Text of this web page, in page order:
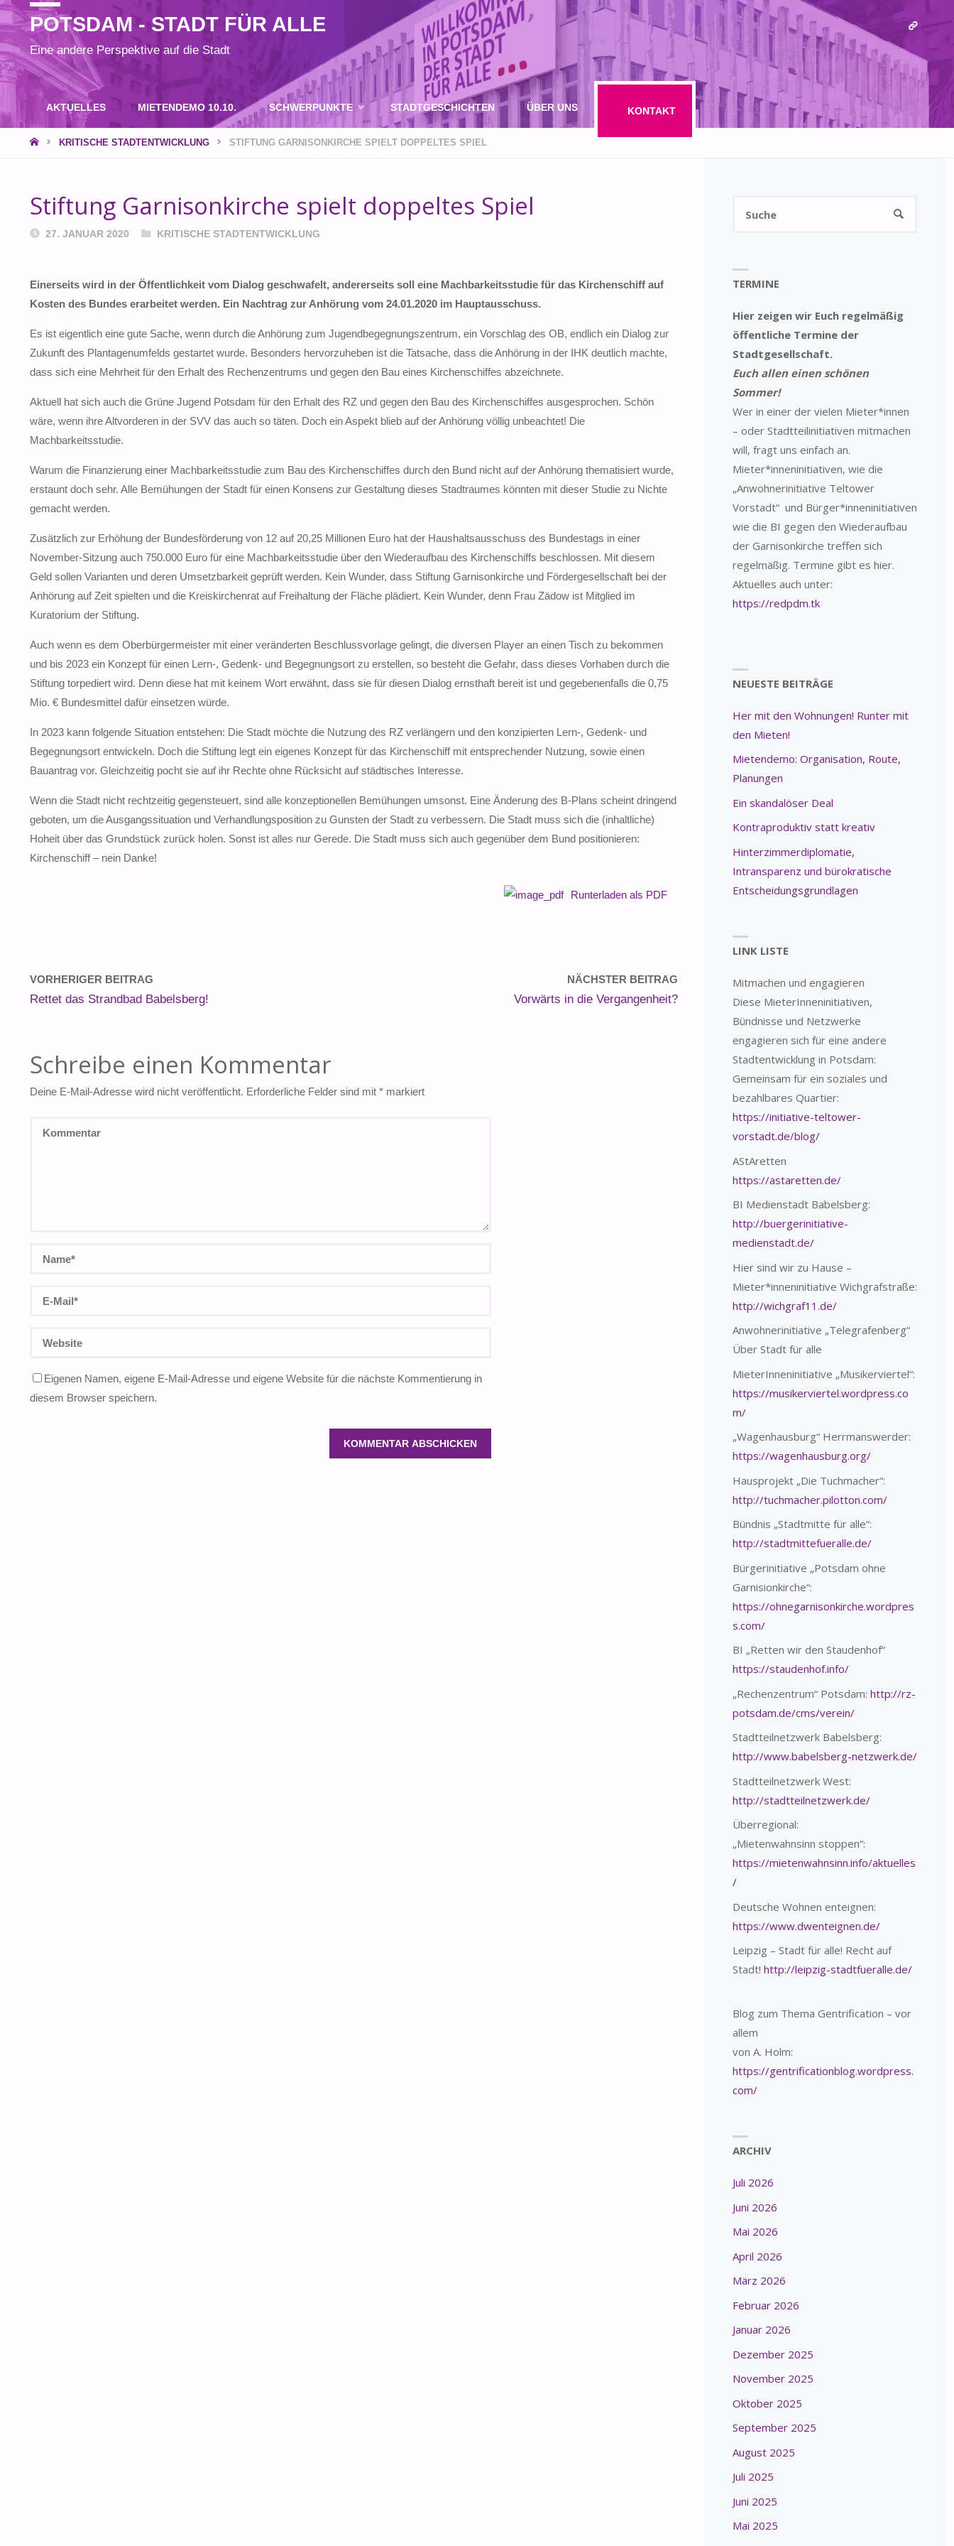
POTSDAM - STADT FÜR ALLE
Eine andere Perspektive auf die Stadt
AKTUELLES MIETENDEMO 10.10. SCHWERPUNKTE STADTGESCHICHTEN ÜBER UNS KONTAKT
SUCHE
STARTKRITISCHE STADTENTWICKLUNG STIFTUNG GARNISONKIRCHE SPIELT DOPPELTES SPIEL
Stiftung Garnisonkirche spielt doppeltes Spiel
27. JANUAR 2020 KRITISCHE STADTENTWICKLUNG
Einerseits wird in der Öffentlichkeit vom Dialog geschwafelt, andererseits soll eine Machbarkeitsstudie für das Kirchenschiff auf
Kosten des Bundes erarbeitet werden. Ein Nachtrag zur Anhörung vom 24.01.2020 im Hauptausschuss.
Es ist eigentlich eine gute Sache, wenn durch die Anhörung zum Jugendbegegnungszentrum, ein Vorschlag des OB, endlich ein Dialog zur
Zukunft des Plantagenumfelds gestartet wurde. Besonders hervorzuheben ist die Tatsache, dass die Anhörung in der IHK deutlich machte,
dass sich eine Mehrheit für den Erhalt des Rechenzentrums und gegen den Bau eines Kirchenschiffes abzeichnete.
Aktuell hat sich auch die Grüne Jugend Potsdam für den Erhalt des RZ und gegen den Bau des Kirchenschiffes ausgesprochen. Schön
wäre, wenn ihre Altvorderen in der SVV das auch so täten. Doch ein Aspekt blieb auf der Anhörung völlig unbeachtet! Die
Machbarkeitsstudie.
Warum die Finanzierung einer Machbarkeitsstudie zum Bau des Kirchenschiffes durch den Bund nicht auf der Anhörung thematisiert wurde,
erstaunt doch sehr. Alle Bemühungen der Stadt für einen Konsens zur Gestaltung dieses Stadtraumes könnten mit dieser Studie zu Nichte
gemacht werden.
Zusätzlich zur Erhöhung der Bundesförderung von 12 auf 20,25 Millionen Euro hat der Haushaltsausschuss des Bundestags in einer
November-Sitzung auch 750.000 Euro für eine Machbarkeitsstudie über den Wiederaufbau des Kirchenschiffs beschlossen. Mit diesem
Geld sollen Varianten und deren Umsetzbarkeit geprüft werden. Kein Wunder, dass Stiftung Garnisonkirche und Fördergesellschaft bei der
Anhörung auf Zeit spielten und die Kreiskirchenrat auf Freihaltung der Fläche plädiert. Kein Wunder, denn Frau Zädow ist Mitglied im
Kuratorium der Stiftung.
Auch wenn es dem Oberbürgermeister mit einer veränderten Beschlussvorlage gelingt, die diversen Player an einen Tisch zu bekommen
und bis 2023 ein Konzept für einen Lern-, Gedenk- und Begegnungsort zu erstellen, so besteht die Gefahr, dass dieses Vorhaben durch die
Stiftung torpediert wird. Denn diese hat mit keinem Wort erwähnt, dass sie für diesen Dialog ernsthaft bereit ist und gegebenenfalls die 0,75
Mio. € Bundesmittel dafür einsetzen würde.
In 2023 kann folgende Situation entstehen: Die Stadt möchte die Nutzung des RZ verlängern und den konzipierten Lern-, Gedenk- und
Begegnungsort entwickeln. Doch die Stiftung legt ein eigenes Konzept für das Kirchenschiff mit entsprechender Nutzung, sowie einen
Bauantrag vor. Gleichzeitig pocht sie auf ihr Rechte ohne Rücksicht auf städtisches Interesse.
Wenn die Stadt nicht rechtzeitig gegensteuert, sind alle konzeptionellen Bemühungen umsonst. Eine Änderung des B-Plans scheint dringend
geboten, um die Ausgangssituation und Verhandlungsposition zu Gunsten der Stadt zu verbessern. Die Stadt muss sich die (inhaltliche)
Hoheit über das Grundstück zurück holen. Sonst ist alles nur Gerede. Die Stadt muss sich auch gegenüber dem Bund positionieren:
Kirchenschiff – nein Danke!
Runterladen als PDF
VORHERIGER BEITRAG
Rettet das Strandbad Babelsberg!
NÄCHSTER BEITRAG
Vorwärts in die Vergangenheit?
Schreibe einen Kommentar
Deine E-Mail-Adresse wird nicht veröffentlicht. Erforderliche Felder sind mit * markiert
Eigenen Namen, eigene E-Mail-Adresse und eigene Website für die nächste Kommentierung in
diesem Browser speichern.
SUCHE
TERMINE
Hier zeigen wir Euch regelmäßig
öffentliche Termine der
Stadtgesellschaft.
Euch allen einen schönen
Sommer!
Wer in einer der vielen Mieter*innen
– oder Stadtteilinitiativen mitmachen
will, fragt uns einfach an.
Mieter*inneninitiativen, wie die
„Anwohnerinitiative Teltower
Vorstadt“ und Bürger*inneninitiativen
wie die BI gegen den Wiederaufbau
der Garnisonkirche treffen sich
regelmäßig. Termine gibt es hier.
Aktuelles auch unter:
https://redpdm.tk
NEUESTE BEITRÄGE
Her mit den Wohnungen! Runter mit
den Mieten!
Mietendemo: Organisation, Route,
Planungen
Ein skandalöser Deal
Kontraproduktiv statt kreativ
Hinterzimmerdiplomatie,
Intransparenz und bürokratische
Entscheidungsgrundlagen
LINK LISTE
Mitmachen und engagieren
Diese MieterInneninitiativen,
Bündnisse und Netzwerke
engagieren sich für eine andere
Stadtentwicklung in Potsdam:
Gemeinsam für ein soziales und
bezahlbares Quartier:
https://initiative-teltower-
vorstadt.de/blog/
AStAretten
https://astaretten.de/
BI Medienstadt Babelsberg:
http://buergerinitiative-
medienstadt.de/
Hier sind wir zu Hause –
Mieter*inneninitiative Wichgrafstraße:
http://wichgraf11.de/
Anwohnerinitiative „Telegrafenberg“
Über Stadt für alle
MieterInneninitiative „Musikerviertel“:
https://musikerviertel.wordpress.co
m/
„Wagenhausburg“ Herrmanswerder:
https://wagenhausburg.org/
Hausprojekt „Die Tuchmacher“:
http://tuchmacher.pilotton.com/
Bündnis „Stadtmitte für alle“:
http://stadtmittefueralle.de/
Bürgerinitiative „Potsdam ohne
Garnisionkirche“:
https://ohnegarnisonkirche.wordpres
s.com/
BI „Retten wir den Staudenhof“
https://staudenhof.info/
„Rechenzentrum“ Potsdam: http://rz-
potsdam.de/cms/verein/
Stadtteilnetzwerk Babelsberg:
http://www.babelsberg-netzwerk.de/
Stadtteilnetzwerk West:
http://stadtteilnetzwerk.de/
Überregional:
„Mietenwahnsinn stoppen“:
https://mietenwahnsinn.info/aktuelles
/
Deutsche Wohnen enteignen:
https://www.dwenteignen.de/
Leipzig – Stadt für alle! Recht auf
Stadt! http://leipzig-stadtfueralle.de/
Blog zum Thema Gentrification – vor
allem
von A. Holm:
https://gentrificationblog.wordpress.
com/
ARCHIV
Juli 2026
Juni 2026
Mai 2026
April 2026
März 2026
Februar 2026
Januar 2026
Dezember 2025
November 2025
Oktober 2025
September 2025
August 2025
Juli 2025
Juni 2025
Mai 2025